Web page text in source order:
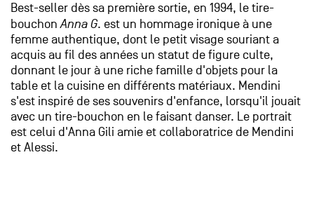
Best-seller dès sa première sortie, en 1994, le tire-
bouchonAnna G. est un hommage ironique à une
femme authentique, dont le petit visage souriant a
acquis au fil des années un statut de figure culte,
donnant le jour à une riche famille d'objets pour la
table et la cuisine en différents matériaux. Mendini
s'est inspiré de ses souvenirs d'enfance, lorsqu'il jouait
avec un tire-bouchon en le faisant danser. Le portrait
est celui d'Anna Gili amie et collaboratrice de Mendini
et Alessi.